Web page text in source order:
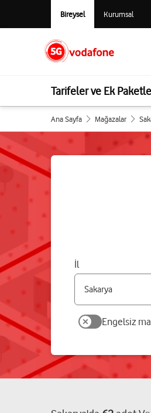
Bireysel Kurumsal
Tarifeler ve Ek
Ana Sayfa Mağazalar
İl
Engelsiz